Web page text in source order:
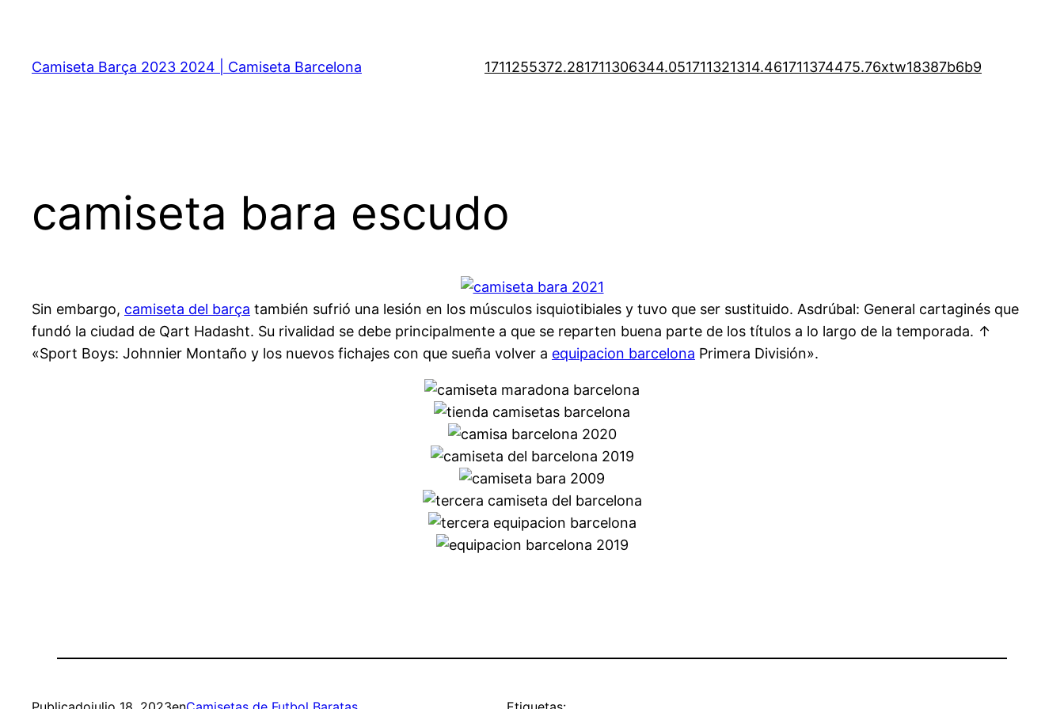
contenido
Camiseta Barça 2023 2024 | Camiseta Barcelona 1711255372.281711306344.051711321314.461711374475.76xtw18387b6b9
camiseta bara escudo
Sin embargo, camiseta del barça también sufrió una lesión en los músculos isquiotibiales y tuvo que ser sustituido. Asdrúbal: General cartaginés que
fundó la ciudad de Qart Hadasht. Su rivalidad se debe principalmente a que se reparten buena parte de los títulos a lo largo de la temporada. ↑
«Sport Boys: Johnnier Montaño y los nuevos fichajes con que sueña volver a equipacion barcelona Primera División».